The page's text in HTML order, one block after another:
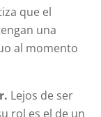
que el
una
al momento
Lejos de ser
rol es el de un